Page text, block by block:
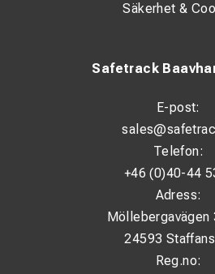
Safetrack
E-post:
Telefon:
+46 (0)40-44
Adress:
Möllebergavägen
24593
Reg.no:
Säkerhet &